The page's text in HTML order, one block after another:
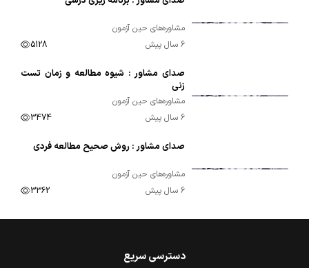
مشاوره‌های حین آزمون
6 سال پیش
5128
صدای مشاور : شیوه مطالعه و زمان تست
زنی
مشاوره‌های حین آزمون
6 سال پیش
3474
صدای مشاور : روش صحیح مطالعه فردی
مشاوره‌های حین آزمون
6 سال پیش
3362
دسترسی سریع